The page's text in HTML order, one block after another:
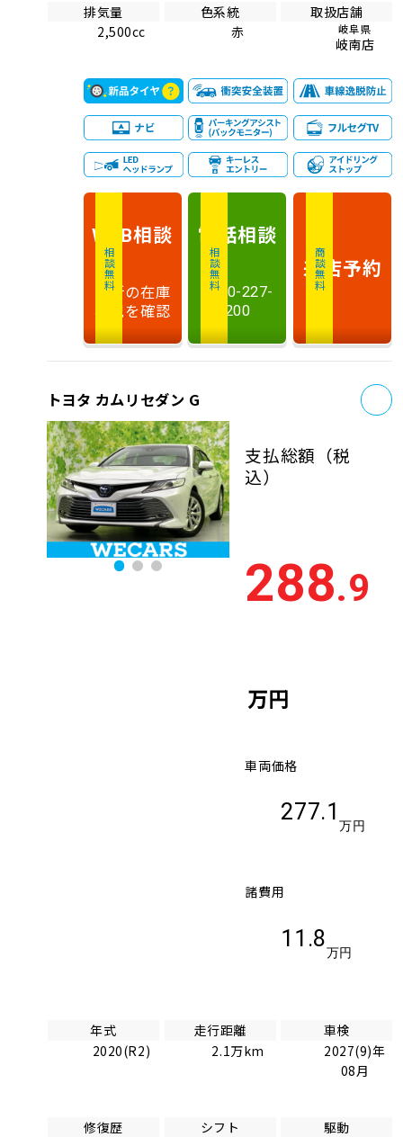
排気量
2,500cc
色系統
赤
取扱店舗
岐阜県
岐南店
相談無料
WEB相談
最新の在庫
状況を確認
相談無料
電話相談
0120-227-
200
商談無料
来店予約
トヨタ カムリセダン G
支払総額 （税
込）
288.9
万円
車両価格
277.1
万円
諸費用
11.8
万円
年式
2020(R2)
走行距離
2.1万km
車検
2027(9)年
08月
修復歴
シフト
駆動